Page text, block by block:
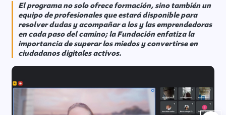
El programa no solo ofrece formación, sino también un
equipo de profesionales que estará disponible para
resolver dudas y acompañar a los y las emprendedoras
en cada paso del camino; la Fundación enfatiza la
importancia de superar los miedos y convertirse en
ciudadanos digitales activos.